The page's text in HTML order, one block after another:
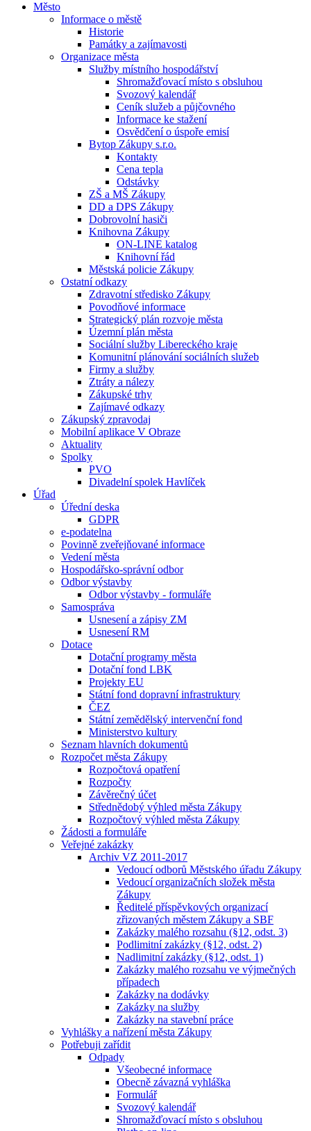
Město
Informace o městě
Historie
Památky a zajímavosti
Organizace města
Služby místního hospodářství
Shromažďovací místo s obsluhou
Svozový kalendář
Ceník služeb a půjčovného
Informace ke stažení
Osvědčení o úspoře emisí
Bytop Zákupy s.r.o.
Kontakty
Cena tepla
Odstávky
ZŠ a MŠ Zákupy
DD a DPS Zákupy
Dobrovolní hasiči
Knihovna Zákupy
ON-LINE katalog
Knihovní řád
Městská policie Zákupy
Ostatní odkazy
Zdravotní středisko Zákupy
Povodňové informace
Strategický plán rozvoje města
Územní plán města
Sociální služby Libereckého kraje
Komunitní plánování sociálních služeb
Firmy a služby
Ztráty a nálezy
Zákupské trhy
Zajímavé odkazy
Zákupský zpravodaj
Mobilní aplikace V Obraze
Aktuality
Spolky
PVO
Divadelní spolek Havlíček
Úřad
Úřední deska
GDPR
e-podatelna
Povinně zveřejňované informace
Vedení města
Hospodářsko-správní odbor
Odbor výstavby
Odbor výstavby - formuláře
Samospráva
Usnesení a zápisy ZM
Usnesení RM
Dotace
Dotační programy města
Dotační fond LBK
Projekty EU
Státní fond dopravní infrastruktury
ČEZ
Státní zemědělský intervenční fond
Ministerstvo kultury
Seznam hlavních dokumentů
Rozpočet města Zákupy
Rozpočtová opatření
Rozpočty
Závěrečný účet
Střednědobý výhled města Zákupy
Rozpočtový výhled města Zákupy
Žádosti a formuláře
Veřejné zakázky
Archiv VZ 2011-2017
Vedoucí odborů Městského úřadu Zákupy
Vedoucí organizačních složek města
Zákupy
Ředitelé příspěvkových organizací
zřizovaných městem Zákupy a SBF
Zakázky malého rozsahu (§12, odst. 3)
Podlimitní zakázky (§12, odst. 2)
Nadlimitní zakázky (§12, odst. 1)
Zakázky malého rozsahu ve výjmečných
případech
Zakázky na dodávky
Zakázky na služby
Zakázky na stavební práce
Vyhlášky a nařízení města Zákupy
Potřebuji zařídit
Odpady
Všeobecné informace
Obecně závazná vyhláška
Formulář
Svozový kalendář
Shromažďovací místo s obsluhou